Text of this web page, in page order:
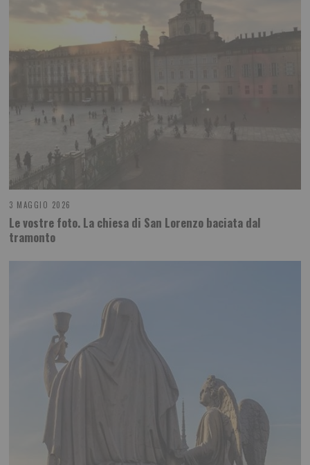
3 MAGGIO 2026
Le vostre foto. La chiesa di San Lorenzo baciata dal
tramonto